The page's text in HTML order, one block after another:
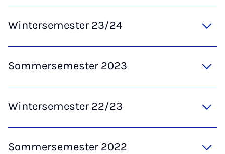
Wintersemester 23/24
Sommersemester 2023
Wintersemester 22/23
Sommersemester 2022